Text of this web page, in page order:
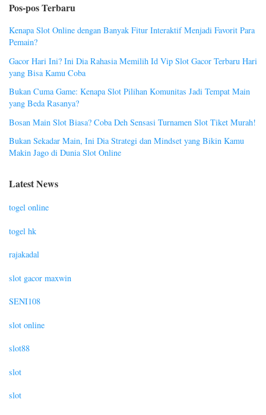
Pos-pos Terbaru
Kenapa Slot Online dengan Banyak Fitur Interaktif Menjadi Favorit Para
Pemain?
Gacor Hari Ini? Ini Dia Rahasia Memilih Id Vip Slot Gacor Terbaru Hari
yang Bisa Kamu Coba
Bukan Cuma Game: Kenapa Slot Pilihan Komunitas Jadi Tempat Main
yang Beda Rasanya?
Bosan Main Slot Biasa? Coba Deh Sensasi Turnamen Slot Tiket Murah!
Bukan Sekadar Main, Ini Dia Strategi dan Mindset yang Bikin Kamu
Makin Jago di Dunia Slot Online
Latest News
togel online
togel hk
rajakadal
slot gacor maxwin
SENI108
slot online
slot88
slot
slot